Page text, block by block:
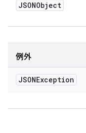
JSONObject
例外
JSONException